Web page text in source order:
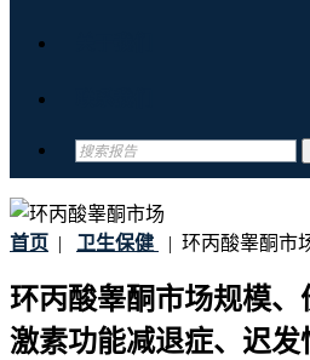
首页 | 卫生保健 | 环丙酸睾酮市
环丙酸睾酮市场规模
激素功能减退症、迟发